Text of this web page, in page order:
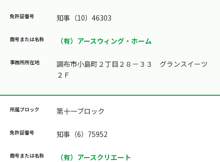
知事（10）46303
（有）アースウィング・ホーム
調布市小島町２丁目２８－３３ グランスイーツ
２Ｆ
第十一ブロック
知事（6）75952
（有）アースクリエート